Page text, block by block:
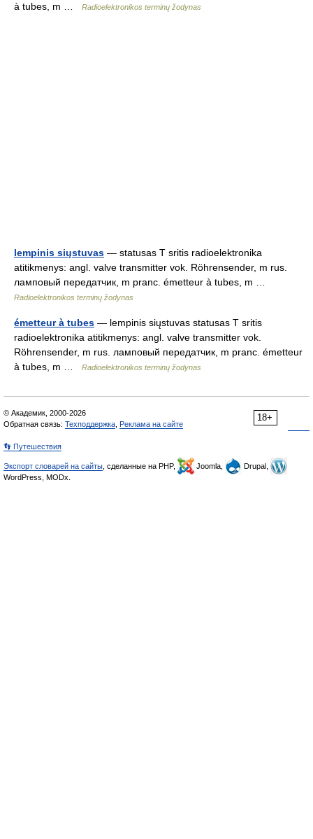
à tubes, m …
Radioelektronikos terminų žodynas
lempinis siųstuvas — statusas T sritis radioelektronika
atitikmenys: angl. valve transmitter vok. Röhrensender, m rus.
ламповый передатчик, m pranc. émetteur à tubes, m …
Radioelektronikos terminų žodynas
émetteur à tubes — lempinis siųstuvas statusas T sritis
radioelektronika atitikmenys: angl. valve transmitter vok.
Röhrensender, m rus. ламповый передатчик, m pranc. émetteur
à tubes, m …
Radioelektronikos terminų žodynas
18+
© Академик, 2000-2026
Обратная связь: Техподдержка Реклама на сайте
👣 Путешествия
Экспорт словарей на сайты , сделанные на PHP, Joomla,
Drupal,
WordPress, MODx.